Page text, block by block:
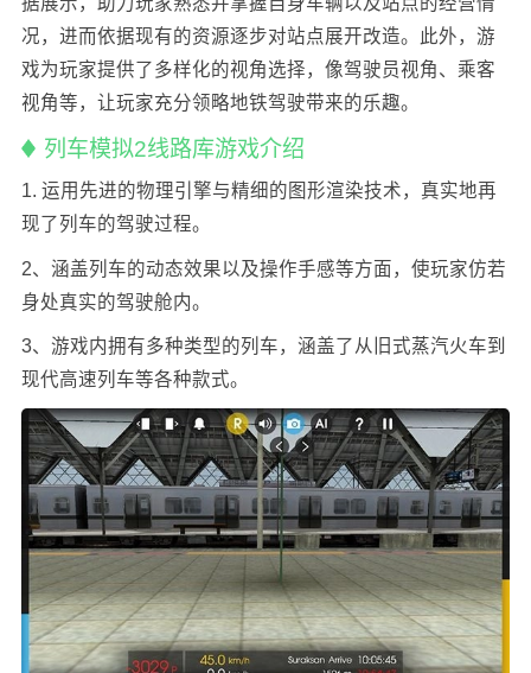
况，进而依据现有的资源逐步对站点展开改造。此外，游
戏为玩家提供了多样化的视角选择，像驾驶员视角、乘客
视角等，让玩家充分领略地铁驾驶带来的乐趣。
列车模拟2线路库游戏介绍
1. 运用先进的物理引擎与精细的图形渲染技术，真实地再
现了列车的驾驶过程。
2、涵盖列车的动态效果以及操作手感等方面，使玩家仿若
身处真实的驾驶舱内。
3、游戏内拥有多种类型的列车，涵盖了从旧式蒸汽火车到
现代高速列车等各种款式。